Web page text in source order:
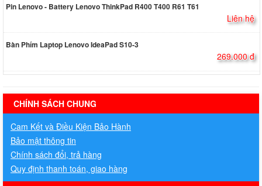
Pin Lenovo - Battery Lenovo ThinkPad R400 T400 R61 T61
Liên hệ
Bàn Phím Laptop Lenovo IdeaPad S10-3
269.000 đ
hermes handbags outlet online
CHÍNH SÁCH CHUNG
Cam Kết và Điều Kiện Bảo Hành
Bảo mật thông tin
Chính sách đổi, trả hàng
Quy định thanh toán, giao hàng